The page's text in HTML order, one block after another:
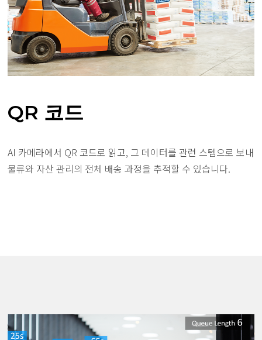
QR 코드
AI 카메라에서 QR 코드로 읽고, 그 데이터를 관련 스템으로 보내
물류와 자산 관리의 전체 배송 과정을 추적할 수 있습니다.